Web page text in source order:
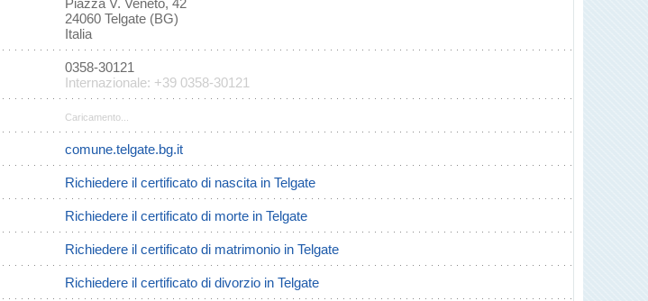
Piazza V. Veneto, 42
24060 Telgate (BG)
Italia
0358-30121
Internazionale: +39 0358-30121
Caricamento...
comune.telgate.bg.it
Richiedere il certificato di nascita in Telgate
Richiedere il certificato di morte in Telgate
Richiedere il certificato di matrimonio in Telgate
Richiedere il certificato di divorzio in Telgate